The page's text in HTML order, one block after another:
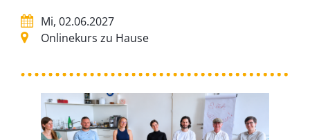
Mi, 02.06.2027
Onlinekurs zu Hause